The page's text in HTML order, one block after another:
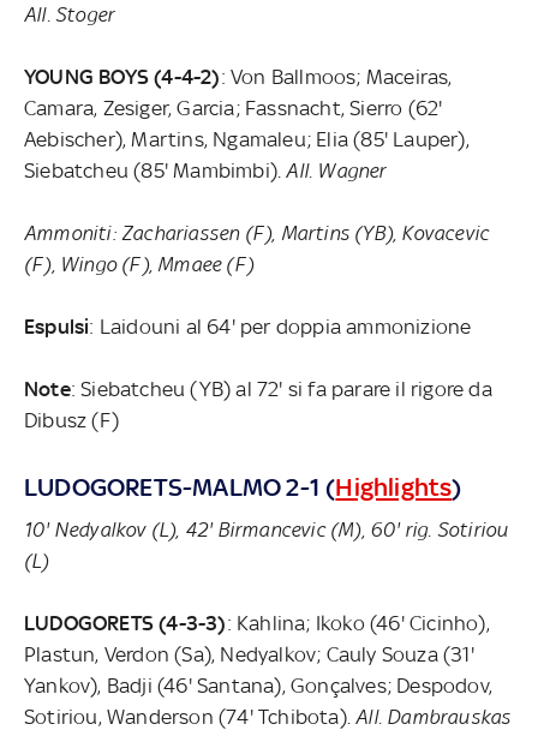
All. Stoger
YOUNG BOYS (4-4-2): Von Ballmoos; Maceiras,
Camara, Zesiger, Garcia; Fassnacht, Sierro (62'
Aebischer), Martins, Ngamaleu; Elia (85' Lauper),
Siebatcheu (85' Mambimbi).All. Wagner
Ammoniti: Zachariassen (F), Martins (YB), Kovacevic
(F), Wingo (F), Mmaee (F)
Espulsi: Laidouni al 64' per doppia ammonizione
Note: Siebatcheu (YB) al 72' si fa parare il rigore da
Dibusz (F)
LUDOGORETS-MALMO 2-1 (Highlights)
10' Nedyalkov (L), 42' Birmancevic (M), 60' rig. Sotiriou
(L)
LUDOGORETS (4-3-3): Kahlina; Ikoko (46' Cicinho),
Plastun, Verdon (Sa), Nedyalkov; Cauly Souza (31'
Yankov), Badji (46' Santana), Gonçalves; Despodov,
Sotiriou, Wanderson (74' Tchibota).All. Dambrauskas